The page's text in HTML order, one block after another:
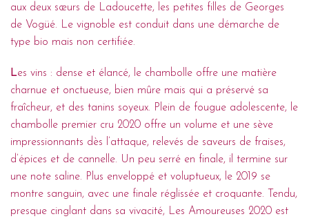
aux deux sœurs de Ladoucette, les petites filles de Georges
de Vogüé. Le vignoble est conduit dans une démarche de
type bio mais non certifiée.
Les vins : dense et élancé, le chambolle offre une matière
charnue et onctueuse, bien mûre mais qui a préservé sa
fraîcheur, et des tanins soyeux. Plein de fougue adolescente, le
chambolle premier cru 2020 offre un volume et une sève
impressionnants dès l’attaque, relevés de saveurs de fraises,
d’épices et de cannelle. Un peu serré en finale, il termine sur
une note saline. Plus enveloppé et voluptueux, le 2019 se
montre sanguin, avec une finale réglissée et croquante. Tendu,
presque cinglant dans sa vivacité, Les Amoureuses 2020 est